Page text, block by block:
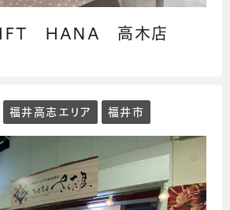
HANA 高木店
福井高志エリア 福井市